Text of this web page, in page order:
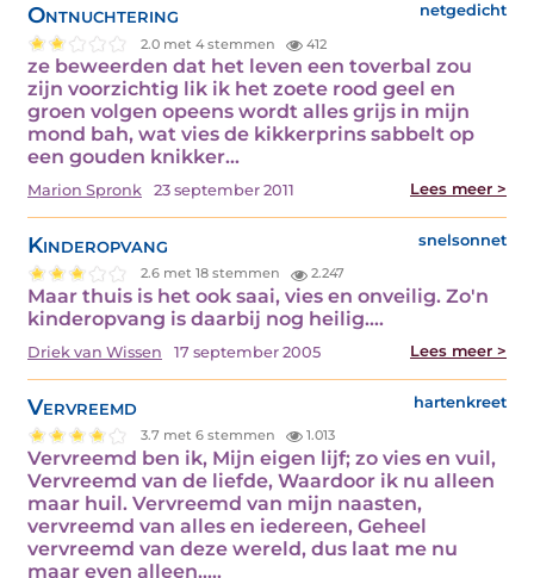
Ontnuchtering netgedicht
2.0 met 4 stemmen 412
ze beweerden dat het leven een toverbal zou
zijn voorzichtig lik ik het zoete rood geel en
groen volgen opeens wordt alles grijs in mijn
mond bah, wat vies de kikkerprins sabbelt op
een gouden knikker…
Marion Spronk 23 september 2011 Lees meer >
Kinderopvang snelsonnet
2.6 met 18 stemmen 2.247
Maar thuis is het ook saai, vies en onveilig. Zo'n
kinderopvang is daarbij nog heilig.…
Driek van Wissen 17 september 2005 Lees meer >
Vervreemd hartenkreet
3.7 met 6 stemmen 1.013
Vervreemd ben ik, Mijn eigen lijf; zo vies en vuil,
Vervreemd van de liefde, Waardoor ik nu alleen
maar huil. Vervreemd van mijn naasten,
vervreemd van alles en iedereen, Geheel
vervreemd van deze wereld, dus laat me nu
maar even alleen..…